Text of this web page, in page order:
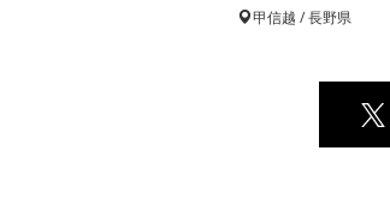
甲信越 / 長野県